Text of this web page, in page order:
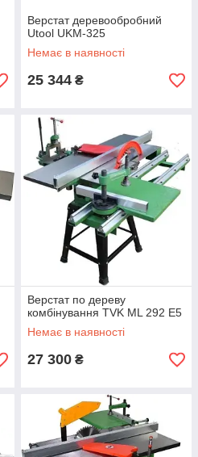
Верстат деревообробний
Utool UKM-325
Немає в наявності
25 344 ₴
Верстат по дереву
комбінування TVK ML 292 E5
Немає в наявності
27 300 ₴